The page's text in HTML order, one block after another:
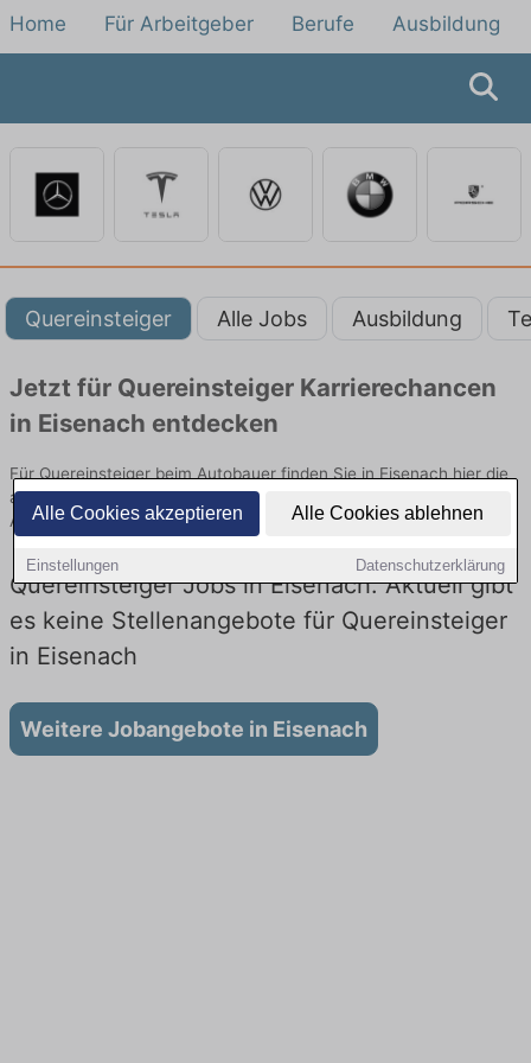
Alle Cookies akzeptieren Alle Cookies ablehnen
Einstellungen Datenschutzerklärung
Home Für Arbeitgeber Berufe Ausbildung
Quereinsteiger Alle Jobs Ausbildung
Jetzt für Quereinsteiger Karrierechancen
in Eisenach entdecken
Für Quereinsteiger beim Autobauer finden Sie in Eisenach hier die
aktuellsten Angebote. Entdecken Sie freie Optionen von Top-
Arbeitgebern und bewerben Sie sich noch heute.
Quereinsteiger Jobs in Eisenach: Aktuell gibt
es keine Stellenangebote für Quereinsteiger
in Eisenach
Weitere Jobangebote in Eisenach